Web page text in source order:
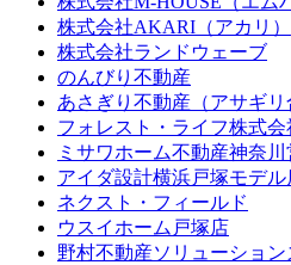
株式会社AKARI（アカリ）
株式会社ランドウェーブ
のんびり不動産
あさぎり不動産（アサギリ
フォレスト・ライフ株式会
ミサワホーム不動産神奈
アイダ設計横浜戸塚モデル
ネクスト・フィールド
ウスイホーム戸塚店
野村不動産ソリューション